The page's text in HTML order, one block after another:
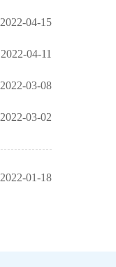
2022-04-15
2022-04-11
2022-03-08
2022-03-02
2022-01-18